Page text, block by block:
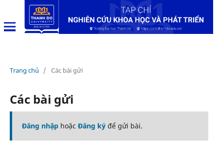
Trang chủ / Các bài gửi
Các bài gửi
Đăng nhậphoặc Đăng kýđể gửi bài.